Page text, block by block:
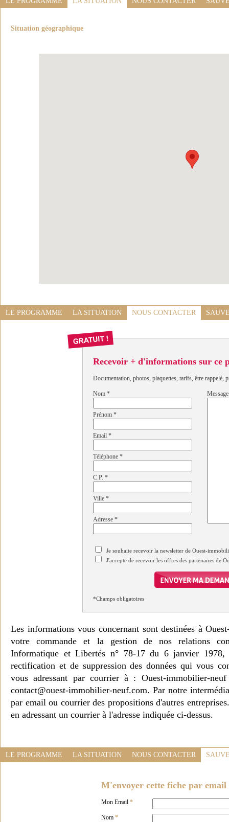
Situation géographique
LE PROGRAMME LA SITUATION NOUS CONTACTER
Recevoir + d'informations sur ce
Documentation, photos, plaquettes, tarifs, être rappelé,
Nom *
Prénom *
Email *
Téléphone *
C.P. *
Ville *
Adresse *
Message
Je souhaite recevoir la newsletter de Ouest-
J'accepte de recevoir les offres des partenaires de
*Champs obligatoires
Les informations vous concernant sont destinées à
votre commande et la gestion de nos relations
Informatique et Libertés n° 78-17 du 6 janvier 1978,
rectification et de suppression des données qui vous
vous adressant par courrier à : Ouest-immobilier-
contact@ouest-immobilier-neuf.com. Par notre
par email ou courrier des propositions d'autres
en adressant un courrier à l'adresse indiquée ci-dessus.
LE PROGRAMME LA SITUATION NOUS CONTACTER
M'envoyer cette fiche par email
Mon Email *
Nom *